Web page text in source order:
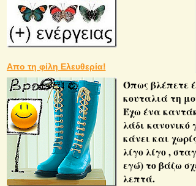
Απο τη φίλη Ελευθερία!
Όπως βλέπετε
κουταλιά τη
Έχω ένα
λάδι κανονικό
κάνει και
λίγο λίγο ,
εγώ) το βάζω
λεπτά.